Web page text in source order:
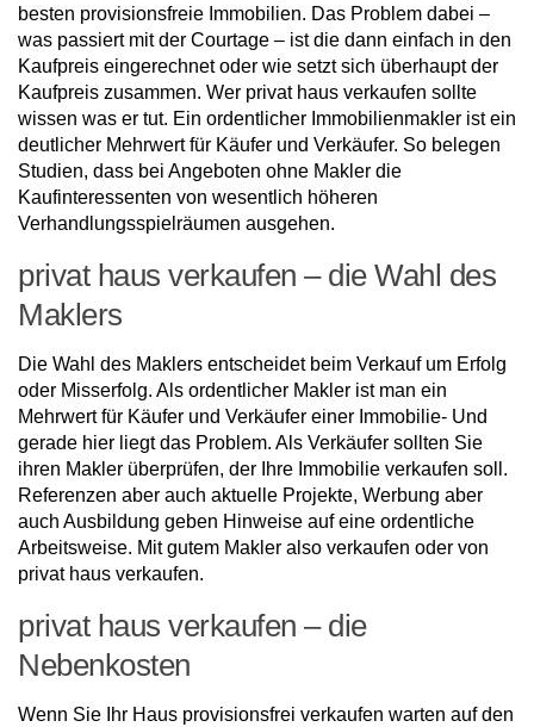
besten provisionsfreie Immobilien. Das Problem dabei –
was passiert mit der Courtage – ist die dann einfach in den
Kaufpreis eingerechnet oder wie setzt sich überhaupt der
Kaufpreis zusammen. Wer privat haus verkaufen sollte
wissen was er tut. Ein ordentlicher Immobilienmakler ist ein
deutlicher Mehrwert für Käufer und Verkäufer. So belegen
Studien, dass bei Angeboten ohne Makler die
Kaufinteressenten von wesentlich höheren
Verhandlungsspielräumen ausgehen.
privat haus verkaufen – die Wahl des
Maklers
Die Wahl des Maklers entscheidet beim Verkauf um Erfolg
oder Misserfolg. Als ordentlicher Makler ist man ein
Mehrwert für Käufer und Verkäufer einer Immobilie- Und
gerade hier liegt das Problem. Als Verkäufer sollten Sie
ihren Makler überprüfen, der Ihre Immobilie verkaufen soll.
Referenzen aber auch aktuelle Projekte, Werbung aber
auch Ausbildung geben Hinweise auf eine ordentliche
Arbeitsweise. Mit gutem Makler also verkaufen oder von
privat haus verkaufen.
privat haus verkaufen – die
Nebenkosten
Wenn Sie Ihr Haus provisionsfrei verkaufen warten auf den